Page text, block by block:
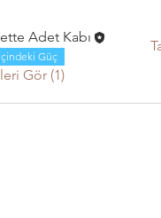
Adet Kabı
İçindeki Güç
Gör (1)